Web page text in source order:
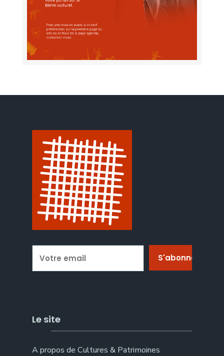
Le site
A propos de Cultures & Patrimoines